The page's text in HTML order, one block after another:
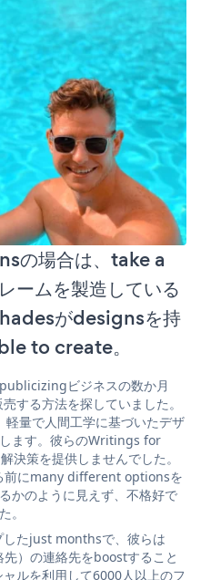
の場合は、take a
ームを製造している
がdesignsを持
to create。
ビジネスの数か月
する方法を探していました。
量で人間工学に基づいたデザ
ます。彼らのWritings for
決策を提供しませんでした。
前にmany different optionsを
かのように見えず、不格好で
。
したjust monthsで、彼らは
）の連絡先をboostすること
ルを利用して6000人以上のフ